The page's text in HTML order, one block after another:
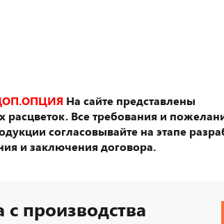
На сайте представлены
расцветок. Все требования и
согласовывайте на этапе
и заключения договора.
производства